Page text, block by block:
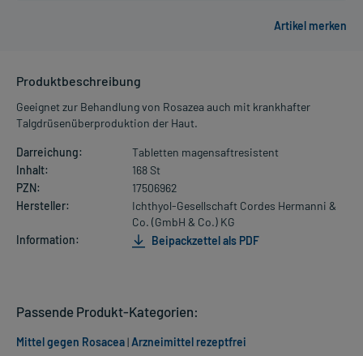
Produktbeschreibung
Geeignet zur Behandlung von Rosazea auch mit krankhafter
Talgdrüsenüberproduktion der Haut.
Darreichung:
Tabletten magensaftresistent
Inhalt:
168 St
PZN:
17506962
Hersteller:
Ichthyol-Gesellschaft Cordes Hermanni &
Co. (GmbH & Co.) KG
Information:
Beipackzettel als PDF
Passende Produkt-Kategorien:
Mittel gegen Rosacea|Arzneimittel rezeptfrei